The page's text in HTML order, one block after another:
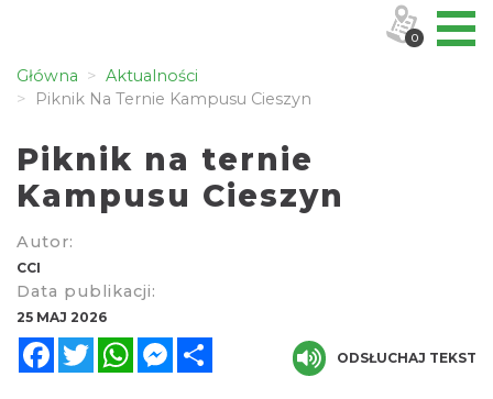
Główna
Aktualności
Piknik Na Ternie Kampusu Cieszyn
Piknik na ternie
Kampusu Cieszyn
Autor:
CCI
Data publikacji:
25 MAJ 2026
FacebookTwitterWhatsAppMessenger
ODSŁUCHAJ TEKST
0